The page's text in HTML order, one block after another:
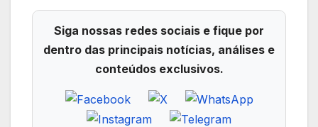
Siga nossas redes sociais e fique por
dentro das principais notícias, análises e
conteúdos exclusivos.